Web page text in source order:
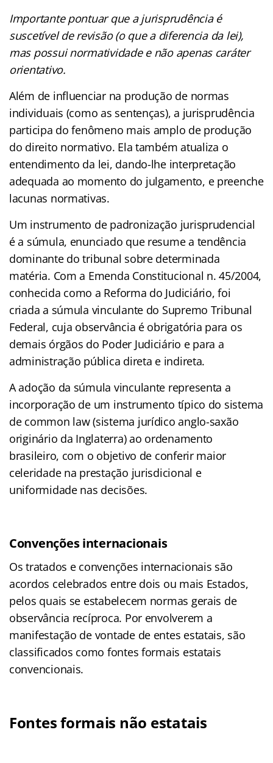
Importante pontuar que a jurisprudência é
suscetível de revisão (o que a diferencia da lei),
mas possui normatividade e não apenas caráter
orientativo.
Além de influenciar na produção de normas
individuais (como as sentenças), a jurisprudência
participa do fenômeno mais amplo de produção
do direito normativo. Ela também atualiza o
entendimento da lei, dando-lhe interpretação
adequada ao momento do julgamento, e preenche
lacunas normativas.
Um instrumento de padronização jurisprudencial
é a súmula, enunciado que resume a tendência
dominante do tribunal sobre determinada
matéria. Com a Emenda Constitucional n. 45/2004,
conhecida como a Reforma do Judiciário, foi
criada a súmula vinculante do Supremo Tribunal
Federal, cuja observância é obrigatória para os
demais órgãos do Poder Judiciário e para a
administração pública direta e indireta.
A adoção da súmula vinculante representa a
incorporação de um instrumento típico do sistema
de common law (sistema jurídico anglo-saxão
originário da Inglaterra) ao ordenamento
brasileiro, com o objetivo de conferir maior
celeridade na prestação jurisdicional e
uniformidade nas decisões.
Convenções internacionais
Os tratados e convenções internacionais são
acordos celebrados entre dois ou mais Estados,
pelos quais se estabelecem normas gerais de
observância recíproca. Por envolverem a
manifestação de vontade de entes estatais, são
classificados como fontes formais estatais
convencionais.
Fontes formais não estatais